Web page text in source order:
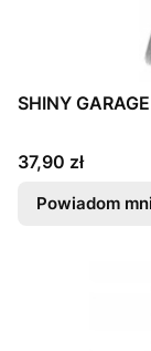
SHINY
Cena
37,90 zł
Powiadom